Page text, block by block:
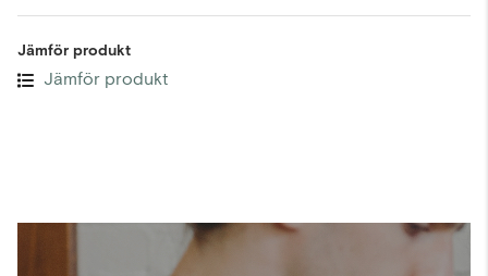
Jämför produkt
Jämför produkt